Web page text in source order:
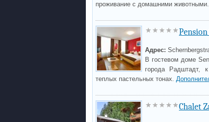
проживание с домашними животными.
Адрес:
В гостевом доме
города Радштадт,
теплых пастельных тонах.
Chalet